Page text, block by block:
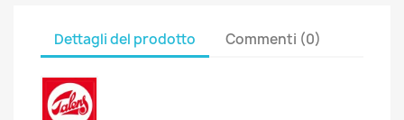
Dettagli del prodotto Commenti (0)